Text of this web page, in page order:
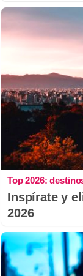
Top 2026:
Inspírate y
2026